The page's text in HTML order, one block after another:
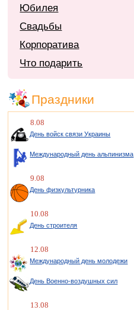
Юбилея
Свадьбы
Корпоратива
Что подарить
Праздники
8.08
День войск связи Украины
Международный день альпинизма
9.08
День физкультурника
10.08
День строителя
12.08
Международный день молодежи
День Военно-воздушных сил
13.08